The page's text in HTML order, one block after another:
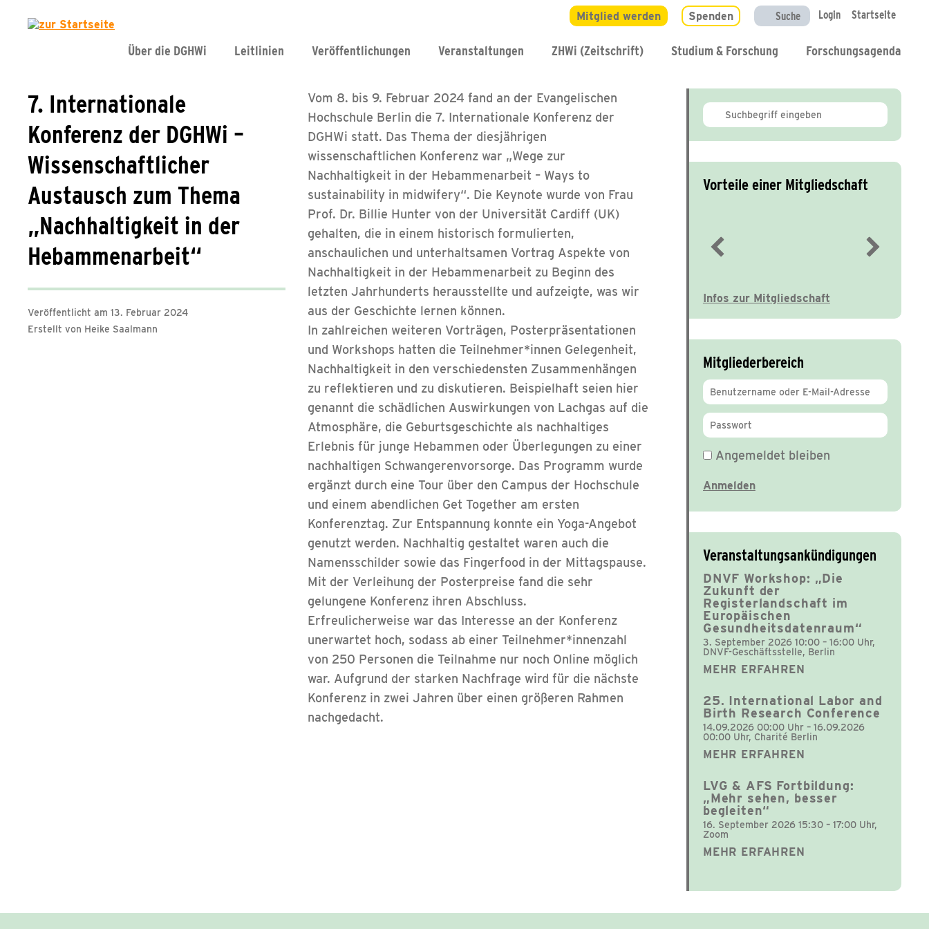
Mitglied werden Spenden Suche Login Startseite
Über die DGHWi Leitlinien Veröffentlichungen Veranstaltungen ZHWi (Zeitschrift) Studium & Forschung Forschungsagenda
7. Internationale
Konferenz der DGHWi –
Wissenschaftlicher
Austausch zum Thema
„Nachhaltigkeit in der
Hebammenarbeit“
Veröffentlicht am 13. Februar 2024
Erstellt von Heike Saalmann
Vom 8. bis 9. Februar 2024 fand an der Evangelischen
Hochschule Berlin die 7. Internationale Konferenz der
DGHWi statt. Das Thema der diesjährigen
wissenschaftlichen Konferenz war „Wege zur
Nachhaltigkeit in der Hebammenarbeit – Ways to
sustainability in midwifery“. Die Keynote wurde von Frau
Prof. Dr. Billie Hunter von der Universität Cardiff (UK)
gehalten, die in einem historisch formulierten,
anschaulichen und unterhaltsamen Vortrag Aspekte von
Nachhaltigkeit in der Hebammenarbeit zu Beginn des
letzten Jahrhunderts herausstellte und aufzeigte, was wir
aus der Geschichte lernen können.
In zahlreichen weiteren Vorträgen, Posterpräsentationen
und Workshops hatten die Teilnehmer*innen Gelegenheit,
Nachhaltigkeit in den verschiedensten Zusammenhängen
zu reflektieren und zu diskutieren. Beispielhaft seien hier
genannt die schädlichen Auswirkungen von Lachgas auf die
Atmosphäre, die Geburtsgeschichte als nachhaltiges
Erlebnis für junge Hebammen oder Überlegungen zu einer
nachhaltigen Schwangerenvorsorge. Das Programm wurde
ergänzt durch eine Tour über den Campus der Hochschule
und einem abendlichen Get Together am ersten
Konferenztag. Zur Entspannung konnte ein Yoga-Angebot
genutzt werden. Nachhaltig gestaltet waren auch die
Namensschilder sowie das Fingerfood in der Mittagspause.
Mit der Verleihung der Posterpreise fand die sehr
gelungene Konferenz ihren Abschluss.
Erfreulicherweise war das Interesse an der Konferenz
unerwartet hoch, sodass ab einer Teilnehmer*innenzahl
von 250 Personen die Teilnahme nur noch Online möglich
war. Aufgrund der starken Nachfrage wird für die nächste
Konferenz in zwei Jahren über einen größeren Rahmen
nachgedacht.
Vorteile einer Mitgliedschaft
Infos zur Mitgliedschaft
Mitgliederbereich
Angemeldet bleiben
Veranstaltungsankündigungen
DNVF Workshop: „Die
Zukunft der
Registerlandschaft im
Europäischen
Gesundheitsdatenraum“
3. September 2026 10:00 – 16:00 Uhr,
DNVF-Geschäftsstelle, Berlin
MEHR ERFAHREN
25. International Labor and
Birth Research Conference
14.09.2026 00:00 Uhr – 16.09.2026
00:00 Uhr, Charité Berlin
MEHR ERFAHREN
LVG & AFS Fortbildung:
„Mehr sehen, besser
begleiten“
16. September 2026 15:30 – 17:00 Uhr,
Zoom
MEHR ERFAHREN